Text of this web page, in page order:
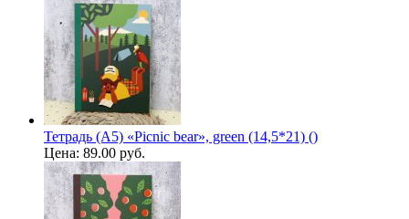
Тетрадь (A5) «Picnic bear», green (14,5*21) ()
Цена: 89.00 руб.